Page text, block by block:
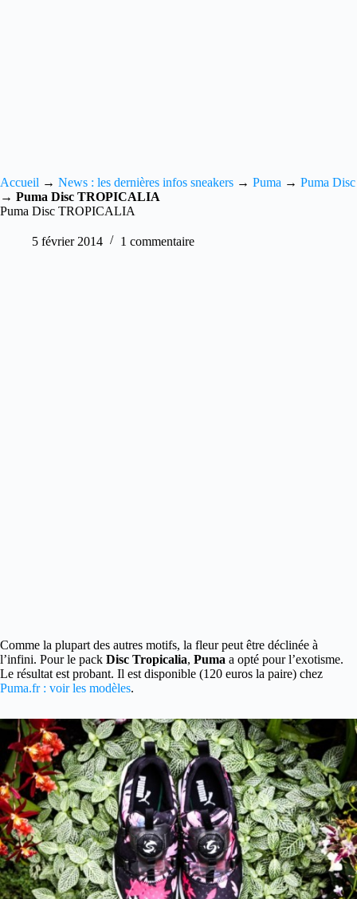
Accueil → News : les dernières infos sneakers → Puma → Puma Disc
→ Puma Disc TROPICALIA
Puma Disc TROPICALIA
5 février 2014 1 commentaire
Comme la plupart des autres motifs, la fleur peut être déclinée à
l’infini. Pour le pack Disc Tropicalia, Puma a opté pour l’exotisme.
Le résultat est probant. Il est disponible (120 euros la paire) chez
Puma.fr : voir les modèles.